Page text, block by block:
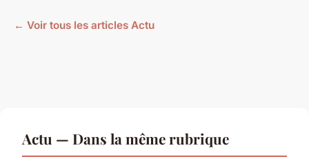
← Voir tous les articles Actu
Actu — Dans la même rubrique